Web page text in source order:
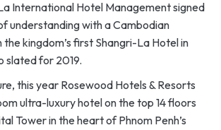
International Hotel Management signed
understanding with a Cambodian
kingdom’s first Shangri-La Hotel in
slated for 2019.
this year Rosewood Hotels & Resorts
ultra-luxury hotel on the top 14 floors
Tower in the heart of Phnom Penh’s